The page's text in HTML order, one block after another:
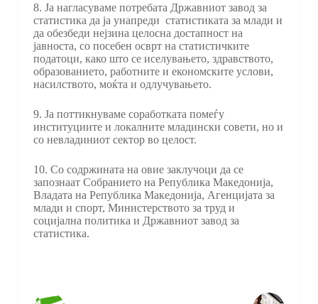
8. Ја нагласуваме потребата Државниот завод за
статистика да ја унапреди статистиката за млади и
да обезбеди нејзина целосна достапност на
јавноста, со посебен осврт на статистичките
податоци, како што се иселувањето, здравството,
образованието, работните и економските услови,
насилството, моќта и одлучувањето.
9. Ја поттикнуваме соработката помеѓу
институциите и локалните младински совети, но и
со невладиниот сектор во целост.
10. Со содржината на овие заклучоци да се
запознаат Собранието на Република Македонија,
Владата на Република Македонија, Агенцијата за
млади и спорт, Министерството за труд и
социјална политика и Државниот завод за
статистика.